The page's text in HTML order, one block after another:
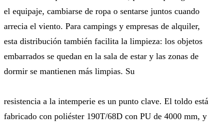
el equipaje, cambiarse de ropa o sentarse juntos cuando
arrecia el viento. Para campings y empresas de alquiler,
esta distribución también facilita la limpieza: los objetos
embarrados se quedan en la sala de estar y las zonas de
dormir se mantienen más limpias. Su
resistencia a la intemperie es un punto clave. El toldo está
fabricado con poliéster 190T/68D con PU de 4000 mm, y